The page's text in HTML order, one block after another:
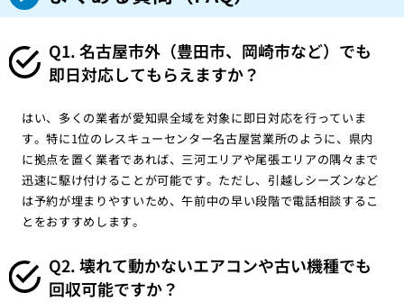
Q1. 名古屋市外（豊田市、岡崎市など）でも
即日対応してもらえますか？
はい、多くの業者が愛知県全域を対象に即日対応を行っていま
す。特に1位のレスキューセンター名古屋営業所のように、県内
に拠点を置く業者であれば、三河エリアや尾張エリアの隅々まで
迅速に駆け付けることが可能です。ただし、引越しシーズンなど
は予約が埋まりやすいため、午前中の早い段階で電話相談するこ
とをおすすめします。
Q2. 壊れて動かないエアコンや古い機種でも
回収可能ですか？